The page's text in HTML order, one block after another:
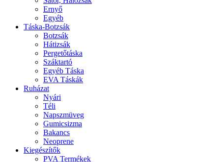
Ernyő
Egyéb
Táska-Botzsák
Botzsák
Hátizsák
Pergetőtáska
Száktartó
Egyéb Táska
EVA Táskák
Ruházat
Nyári
Téli
Napszmüveg
Gumicsizma
Bakancs
Neoprene
Kiegészítők
PVA Termékek